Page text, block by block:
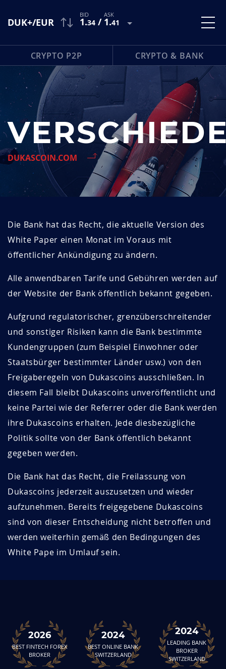
DUK+/EUR 1.34 / 1.41
CRYPTO P2P CRYPTO & BANK
DUKASCOIN.COM
Die Bank hat das Recht, die aktuelle Version des
White Paper einen Monat im Voraus mit
öffentlicher Ankündigung zu ändern.
Alle anwendbaren Tarife und Gebühren werden auf
der Website der Bank öffentlich bekannt gegeben.
Aufgrund regulatorischer, grenzüberschreitender
und sonstiger Risiken kann die Bank bestimmte
Kundengruppen (zum Beispiel Einwohner oder
Staatsbürger bestimmter Länder usw.) von den
Freigaberegeln von Dukascoins ausschließen. In
diesem Fall bleibt Dukascoins unveröffentlicht und
keine Partei wie der Referrer oder die Bank werden
ihre Dukascoins erhalten. Jede diesbezügliche
Politik sollte von der Bank öffentlich bekannt
gegeben werden.
Die Bank hat das Recht, die Freilassung von
Dukascoins jederzeit auszusetzen und wieder
aufzunehmen. Bereits freigegebene Dukascoins
sind von dieser Entscheidung nicht betroffen und
werden weiterhin gemäß den Bedingungen des
White Pape im Umlauf sein.
2026
BEST FINTECH FOREX
BROKER
2024
BEST ONLINE BANK
SWITZERLAND
2024
LEADING BANK
BROKER
SWITZERLAND